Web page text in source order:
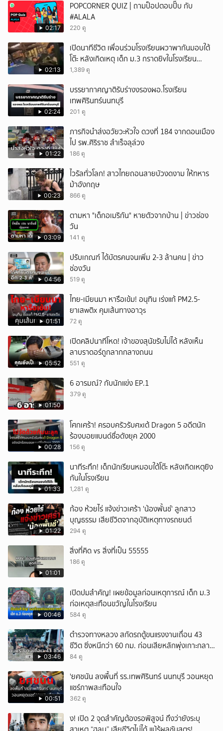
02:17
POPCORNER QUIZ | ถามป็อปตอบปั๊บ กับ
#ALALA
220 ดู
02:13
เปิดนาทีชีวิต เพื่อนร่วมโรงเรียนผวาพากันมอบใต้
โต๊ะ หลังเกิดเหตุ เด็ก ม.3 กราดยิvในโรงเรียน
เทพศิรินทร์นนท์ แบบไม่เลือกหน้า เสียงปืนดังสนั่น
1,389 ดู
02:24
บรรยากาศญาติรับร่างงรองผอ.โรงเรียน
เทพศิรินทร์นนทบุรี
201 ดู
01:22
ภารกิจนำส่งอวัยวะหัวใจ ดวงที่ 184 จากดอนเมือง
ไป รพ.ศิริราช สำเร็จลุล่วง
186 ดู
00:23
ไวรัลทั่วโลก! สาวไทยถอนสายบัวงดงาม ให้ทหาร
ม้าอังกฤษ
866 ดู
03:09
ตามหา "เด็กอเมริกัน" หายตัวจากบ้าน | ข่าวช่อง
วัน
141 ดู
04:56
ปรับเกณฑ์ ได้บัตรคนจนเพิ่ม 2-3 ล้านคน | ข่าว
ช่องวัน
519 ดู
01:51
ไทย-เมียนมา หารือเข้ม! อนุทิน เร่งแก้ PM2.5-
ยาเสwติx คุมเส้นทางอาวุs
72 ดู
05:52
เปิดคลิปนาทีโหด! เจ้าของสุนัขรับไม่ได้ หลังเห็น
ลาบราดอร์ถูกลากกลางถนน
551 ดู
01:50
6 อารมณ์? กับนักแข่ง EP.1
379 ดู
00:28
โศกเศร้า! ครอบครัวรับศxเต้ Dragon 5 อดีตนัก
ร้องบอยแบนด์ชื่อดังยุค 2000
156 ดู
01:33
นาทีระทึก! เด็กนักเรียนหมอบใต้โต๊ะ หลังเกิดเหตุยิง
กันในโรงเรียน
1,281 ดู
01:22
ก้อง ห้วยไร่ แจ้งข่าวเศร้า 'น้องพั้นช์' ลูกสาว
บุญธรรม เสียชีวิตจากอุบัติเหตุทางรถยนต์
294 ดู
01:01
สิ่งที่คิด vs สิ่งที่เป็น 55555
186 ดู
00:46
เปิดปมสำคัญ! เผยข้อมูลก่อนเหตุการณ์ เด็ก ม.3
ก่อเหตุสะเทือนขวัญในโรงเรียน
584 ดู
03:46
ตำรวจทางหลวง สกัดรถตู้ขนแรงงานเถื่อน 43
ชีวิต ซิ่งหนีกว่า 60 กม. ก่อนเสียหลักพุ่งเกาะกลาง
ถนน
84 ดู
00:51
'ยศชนัน ลงพื้นที่ รร.เทพศิรินทร์ นนทบุรี วอนหยุด
แชร์ภาพสะเทือนใจ
362 ดู
ึ้ง! เปิด 2 จุดสำคัญต้องรอพิสูจน์ ถึงว่ายังระบุ